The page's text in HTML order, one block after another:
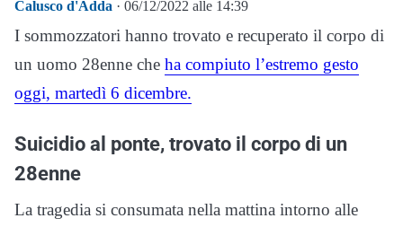
Calusco d'Adda · 06/12/2022 alle 14:39
I sommozzatori hanno trovato e recuperato il corpo di
un uomo 28enne che ha compiuto l’estremo gesto
oggi, martedì 6 dicembre.
Suicidio al ponte, trovato il corpo di un
28enne
La tragedia si consumata nella mattina intorno alle